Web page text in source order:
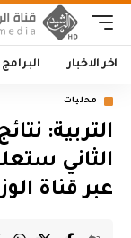
اخر الاخبار البرامج
محليات
التربية:
الثاني
عبر قناة